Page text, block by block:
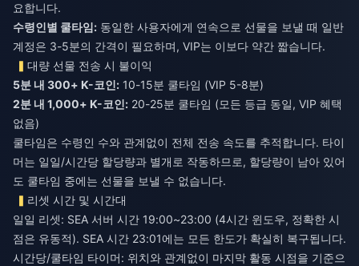
요합니다.
수령인별 쿨타임: 동일한 사용자에게 연속으로 선물을 보낼 때 일반
계정은 3-5분의 간격이 필요하며, VIP는 이보다 약간 짧습니다.
대량 선물 전송 시 불이익
5분 내 300+ K-코인: 10-15분 쿨타임 (VIP 5-8분)
2분 내 1,000+ K-코인: 20-25분 쿨타임 (모든 등급 동일, VIP 혜택
없음)
쿨타임은 수령인 수와 관계없이 전체 전송 속도를 추적합니다. 타이
머는 일일/시간당 할당량과 별개로 작동하므로, 할당량이 남아 있어
도 쿨타임 중에는 선물을 보낼 수 없습니다.
리셋 시간 및 시간대
일일 리셋: SEA 서버 시간 19:00~23:00 (4시간 윈도우, 정확한 시
점은 유동적). SEA 시간 23:01에는 모든 한도가 확실히 복구됩니다.
시간당/쿨타임 타이머: 위치와 관계없이 마지막 활동 시점을 기준으